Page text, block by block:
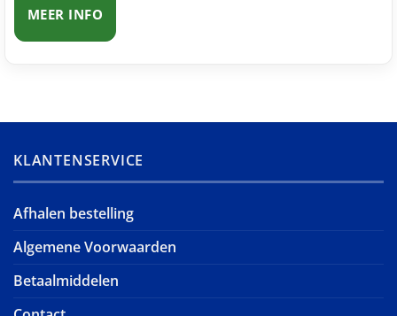
MEER INFO
KLANTENSERVICE
Afhalen bestelling
Algemene Voorwaarden
Betaalmiddelen